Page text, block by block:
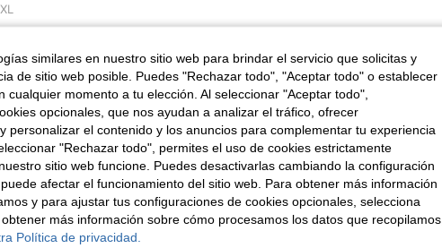
XL
Útil (0)
similares en nuestro sitio web para brindar el servicio que solicitas y
de sitio web posible. Puedes "Rechazar todo", "Aceptar todo" o establecer
cualquier momento a tu elección. Al seleccionar "Aceptar todo",
opcionales, que nos ayudan a analizar el tráfico, ofrecer
personalizar el contenido y los anuncios para complementar tu experiencia
"Rechazar todo", permites el uso de cookies estrictamente
sitio web funcione. Puedes desactivarlas cambiando la configuración
afectar el funcionamiento del sitio web. Para obtener más información
y para ajustar tus configuraciones de cookies opcionales, selecciona
más información sobre cómo procesamos los datos que recopilamos,
Política de privacidad.